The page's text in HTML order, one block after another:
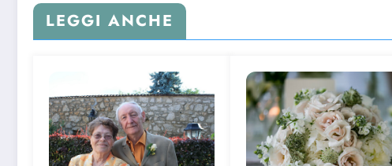
LEGGI ANCHE